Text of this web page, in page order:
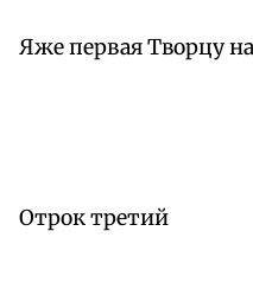
Яже первая Творцу
Отрок третий